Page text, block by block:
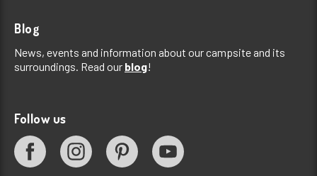
koncepció, mely ötvözi az
életformát és az olasz
stílust, melyek az Adriai-
tenger partján
Blog
News, events and information about our campsite and its
surroundings. Read our blog!
Follow us